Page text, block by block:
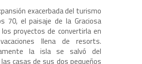
exacerbada del turismo
70, el paisaje de la Graciosa
los proyectos de convertirla en
llena de resorts.
la isla se salvó del
casas de sus dos pequeños